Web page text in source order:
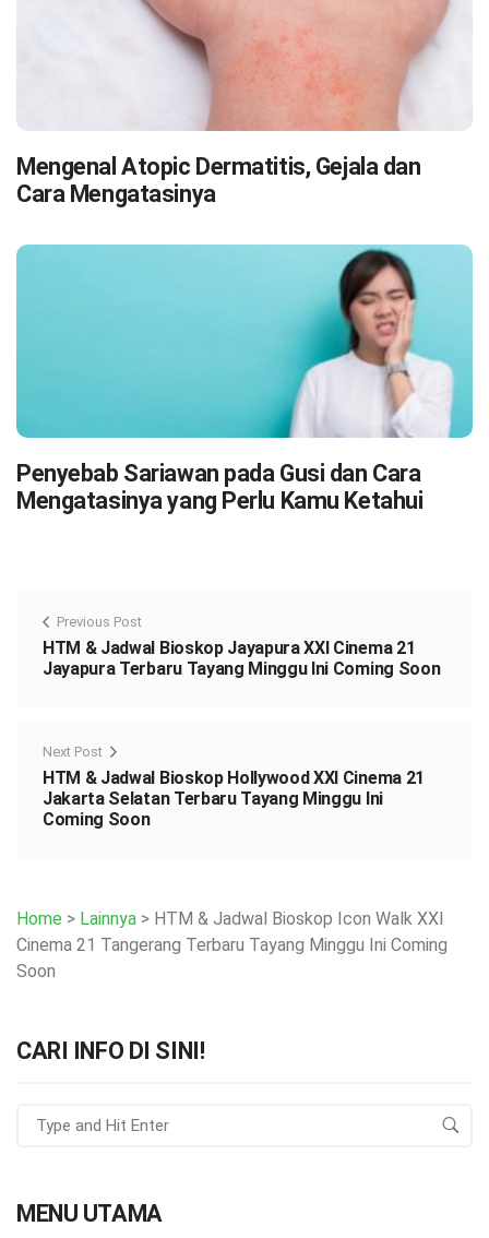
Mengenal Atopic Dermatitis, Gejala dan
Cara Mengatasinya
Penyebab Sariawan pada Gusi dan Cara
Mengatasinya yang Perlu Kamu Ketahui
Previous Post
HTM & Jadwal Bioskop Jayapura XXI Cinema 21
Jayapura Terbaru Tayang Minggu Ini Coming Soon
Next Post
HTM & Jadwal Bioskop Hollywood XXI Cinema 21
Jakarta Selatan Terbaru Tayang Minggu Ini
Coming Soon
Home > Lainnya > HTM & Jadwal Bioskop Icon Walk XXI
Cinema 21 Tangerang Terbaru Tayang Minggu Ini Coming
Soon
CARI INFO DI SINI!
MENU UTAMA